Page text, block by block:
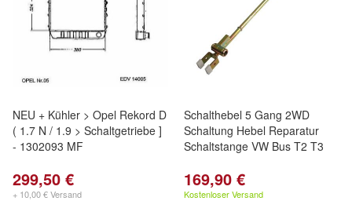
NEU + Kühler > Opel Rekord D
( 1.7 N / 1.9 > Schaltgetriebe ]
- 1302093 MF
299,50 €
+ 10,00 € Versand
Schalthebel 5 Gang 2WD
Schaltung Hebel Reparatur
Schaltstange VW Bus T2 T3
169,90 €
Kostenloser Versand